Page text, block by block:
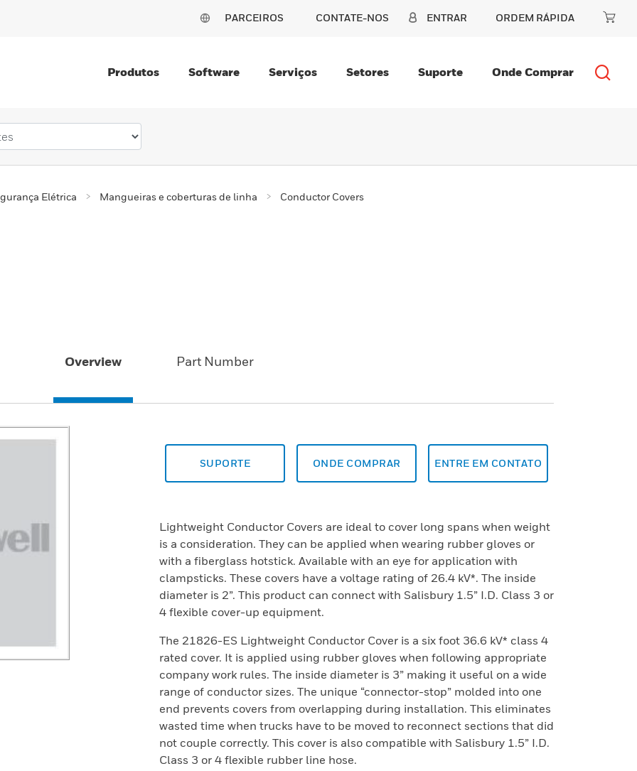
PARCEIROS CONTATE-NOS ENTRAR ORDEM RÁPIDA
Produtos Software Serviços Setores Suporte Onde Comprar
Elétrica Mangueiras e coberturas de linha Conductor Covers
Overview Part Number
SUPORTE ONDE COMPRAR ENTRE EM CONTATO
Lightweight Conductor Covers are ideal to cover long spans when weight
is a consideration. They can be applied when wearing rubber gloves or
with a fiberglass hotstick. Available with an eye for application with
clampsticks. These covers have a voltage rating of 26.4 kV*. The inside
diameter is 2”. This product can connect with Salisbury 1.5” I.D. Class 3 or
4 flexible cover-up equipment.
The 21826-ES Lightweight Conductor Cover is a six foot 36.6 kV* class 4
rated cover. It is applied using rubber gloves when following appropriate
company work rules. The inside diameter is 3” making it useful on a wide
range of conductor sizes. The unique “connector-stop” molded into one
end prevents covers from overlapping during installation. This eliminates
wasted time when trucks have to be moved to reconnect sections that did
not couple correctly. This cover is also compatible with Salisbury 1.5” I.D.
Class 3 or 4 flexible rubber line hose.